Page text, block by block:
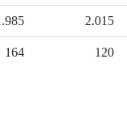
2.015
164 120